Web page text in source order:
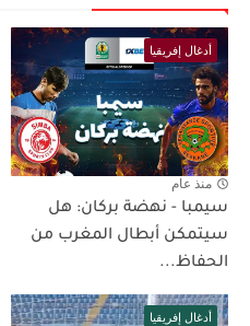
أدغال إفريقيا
منذ عام
سيمبا - نهضة بركان: هل
سيتمكن أبطال المغرب من
الحفاظ...
أدغال إفريقيا